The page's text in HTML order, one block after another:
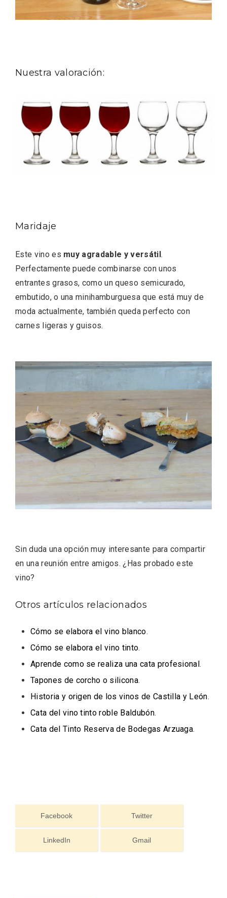
Nuestra valoración:
Maridaje
Este vino es muy agradable y versátil.
Perfectamente puede combinarse con unos
entrantes grasos, como un queso semicurado,
embutido, o una minihamburguesa que está muy de
moda actualmente, también queda perfecto con
carnes ligeras y guisos.
Sin duda una opción muy interesante para compartir
en una reunión entre amigos. ¿Has probado este
vino?
Otros artículos relacionados
Cómo se elabora el vino blanco.
Cómo se elabora el vino tinto.
Aprende como se realiza una cata profesional.
Tapones de corcho o silicona.
Historia y origen de los vinos de Castilla y León.
Cata del vino tinto roble Baldubón.
Cata del Tinto Reserva de Bodegas Arzuaga.
Facebook Twitter
LinkedIn Gmail
El Cronicón de Oña sale a la calle
Conciertos gratuitos del coro Wetherby
Preparatory School en Ávila y Salamanca
VII Feria del Vino de Sotillo 2026 ‘Sotillo,